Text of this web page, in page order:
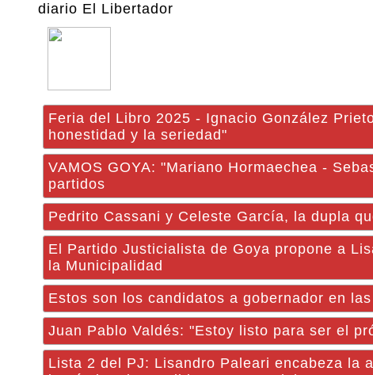
diario El Libertador
Feria del Libro 2025 - Ignacio González
honestidad y la seriedad"
VAMOS GOYA: "Mariano Hormaechea -
partidos
Pedrito Cassani y Celeste García, la dupla
El Partido Justicialista de Goya propone a
la Municipalidad
Estos son los candidatos a gobernador en
Juan Pablo Valdés: "Estoy listo para ser el
Lista 2 del PJ: Lisandro Paleari encabeza la